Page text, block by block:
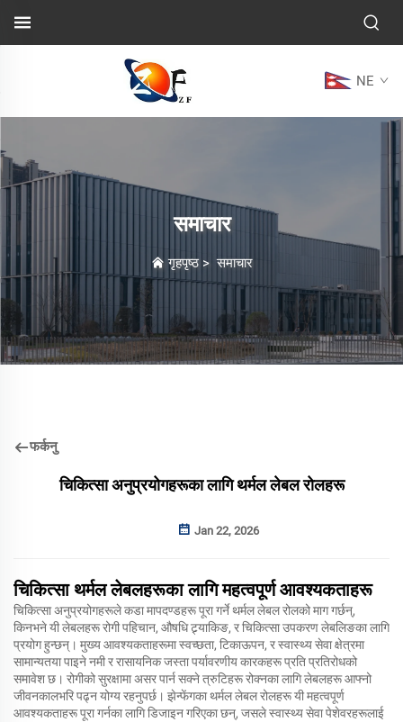
NE
समाचार
गृहपृष्ठ>समाचार
फर्कनु
चिकित्सा अनुप्रयोगहरूका लागि थर्मल लेबल रोलहरू
Jan 22, 2026
चिकित्सा थर्मल लेबलहरूका लागि महत्वपूर्ण आवश्यकताहरू
चिकित्सा अनुप्रयोगहरूले कडा मापदण्डहरू पूरा गर्ने थर्मल लेबल रोलको माग गर्छन्,
किनभने यी लेबलहरू रोगी पहिचान, औषधि ट्र्याकिङ, र चिकित्सा उपकरण लेबलिङका लागि
प्रयोग हुन्छन्। मुख्य आवश्यकताहरूमा स्वच्छता, टिकाऊपन, र स्वास्थ्य सेवा क्षेत्रमा
सामान्यतया पाइने नमी र रासायनिक जस्ता पर्यावरणीय कारकहरू प्रति प्रतिरोधको
समावेश छ। रोगीको सुरक्षामा असर पार्न सक्ने त्रुटिहरू रोक्नका लागि लेबलहरू आफ्नो
जीवनकालभरि पढ्न योग्य रहनुपर्छ। झेन्फेंगका थर्मल लेबल रोलहरू यी महत्वपूर्ण
आवश्यकताहरू पूरा गर्नका लागि डिजाइन गरिएका छन्, जसले स्वास्थ्य सेवा पेशेवरहरूलाई